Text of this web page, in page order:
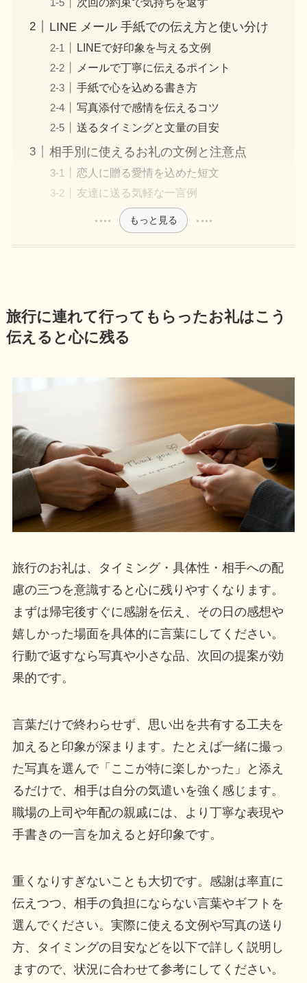
LINE メール 手紙での伝え方と使い分け
LINEで好印象を与える文例
メールで丁寧に伝えるポイント
手紙で心を込める書き方
写真添付で感情を伝えるコツ
送るタイミングと文量の目安
相手別に使えるお礼の文例と注意点
恋人に贈る愛情を込めた短文
友達に送る気軽な一言例
もっと見る
旅行に連れて行ってもらったお礼はこう
伝えると心に残る
旅行のお礼は、タイミング・具体性・相手への配
慮の三つを意識すると心に残りやすくなります。
まずは帰宅後すぐに感謝を伝え、その日の感想や
嬉しかった場面を具体的に言葉にしてください。
行動で返すなら写真や小さな品、次回の提案が効
果的です。
言葉だけで終わらせず、思い出を共有する工夫を
加えると印象が深まります。たとえば一緒に撮っ
た写真を選んで「ここが特に楽しかった」と添え
るだけで、相手は自分の気遣いを強く感じます。
職場の上司や年配の親戚には、より丁寧な表現や
手書きの一言を加えると好印象です。
重くなりすぎないことも大切です。感謝は率直に
伝えつつ、相手の負担にならない言葉やギフトを
選んでください。実際に使える文例や写真の送り
方、タイミングの目安などを以下で詳しく説明し
ますので、状況に合わせて参考にしてください。